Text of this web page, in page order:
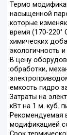
Термо
насыщенной
которые
время (170-220°
химических
экологичность и
В цену
обработки,
емкость гидро
Затраты на
кВт на 1 м. куб.
Рекомендуемая
модификацией